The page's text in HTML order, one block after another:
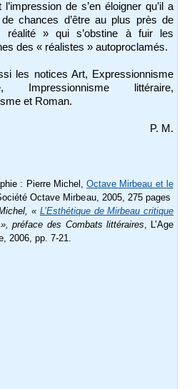
l’impression de s’en éloigner qu’il a
chances d’être au plus près de
réalité » qui s’obstine à fuir les
des « réalistes » autoproclamés.
les notices Art, Expressionnisme
Impressionnisme littéraire,
et Roman.
P. M.
: Pierre Michel,Octave Mirbeau et le
Octave Mirbeau, 2005, 275 pages
« L’Esthétique de Mirbeau critique
», préface des Combats littéraires , L’Age
2006, pp. 7-21.